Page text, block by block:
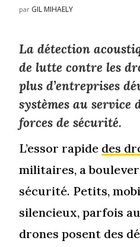
par GIL MIHAELY
La détection
de lutte contre les
plus d’entreprises
systèmes au service
forces de sécurité.
L’essor rapide des
militaires, a
sécurité. Petits,
silencieux, parfois
drones posent des